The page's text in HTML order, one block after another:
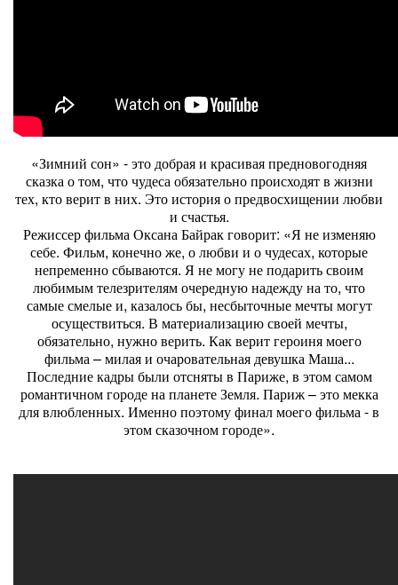
«Зимний сон» - это добрая и красивая предновогодняя
сказка о том, что чудеса обязательно происходят в жизни
тех, кто верит в них. Это история о предвосхищении любви
и счастья.
Режиссер фильма Оксана Байрак говорит: «Я не изменяю
себе. Фильм, конечно же, о любви и о чудесах, которые
непременно сбываются. Я не могу не подарить своим
любимым телезрителям очередную надежду на то, что
самые смелые и, казалось бы, несбыточные мечты могут
осуществиться. В материализацию своей мечты,
обязательно, нужно верить. Как верит героиня моего
фильма – милая и очаровательная девушка Маша...
Последние кадры были отсняты в Париже, в этом самом
романтичном городе на планете Земля. Париж – это мекка
для влюбленных. Именно поэтому финал моего фильма - в
этом сказочном городе».